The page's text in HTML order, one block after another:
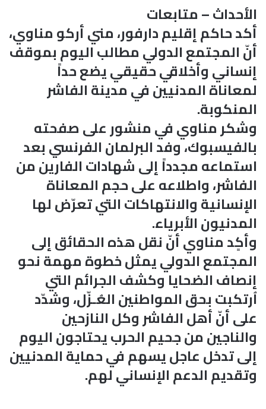
الأحداث – متابعات
أكد حاكم إقليم دارفور، مني أركو مناوي،
أنّ المجتمع الدولي مطالب اليوم بموقف
إنساني وأخلاقي حقيقي يضع حداً
لمعاناة المدنيين في مدينة الفاشر
المنكوبة.
وشكر مناوي في منشور على صفحته
بالفيسبوك، وفد البرلمان الفرنسي بعد
استماعه مجدداً إلى شهادات الفارين من
الفاشر، واطلاعه على حجم المعاناة
الإنسانية والانتهاكات التي تعرّض لها
المدنيون الأبرياء.
وأكٍد مناوي أنّ نقل هذه الحقائق إلى
المجتمع الدولي يمثل خطوة مهمة نحو
إنصاف الضحايا وكشف الجرائم التي
اُرتكبت بحق المواطنين العُـزّل، وشدّد
على أنّ أهل الفاشر وكل النازحين
والناجين من جحيم الحرب يحتاجون اليوم
إلى تدخل عاجل يسهم في حماية المدنيين
وتقديم الدعم الإنساني لهم.